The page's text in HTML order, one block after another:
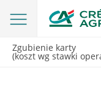
Zgubienie karty
(koszt wg stawki